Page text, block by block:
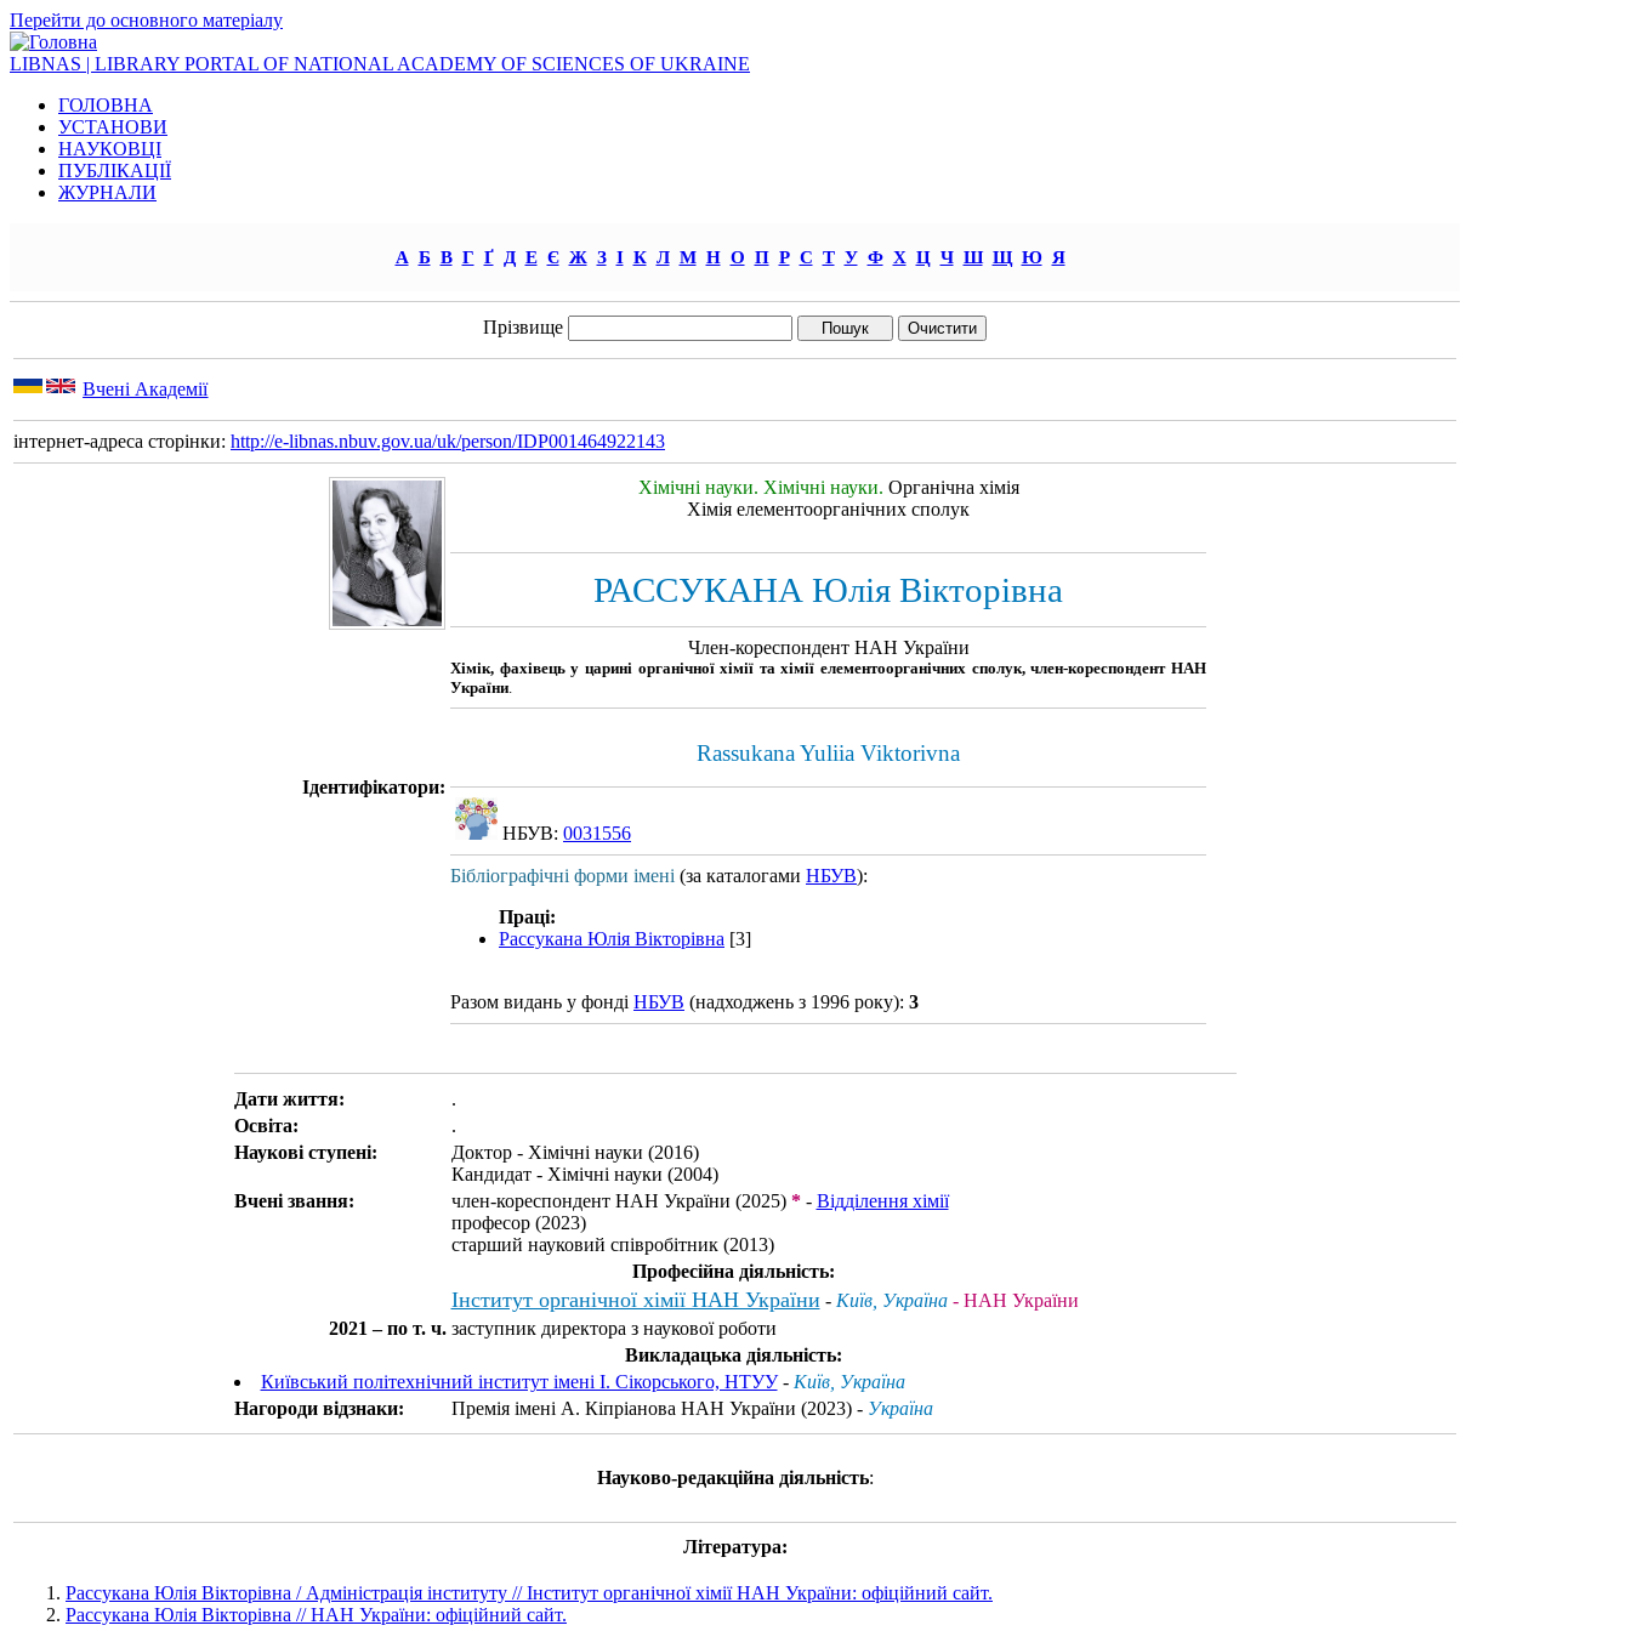
Перейти до основного матеріалу
LIBNAS | LIBRARY PORTAL OF NATIONAL ACADEMY OF SCIENCES OF UKRAINE
ГОЛОВНА
УСТАНОВИ
НАУКОВЦІ
ПУБЛІКАЦІЇ
ЖУРНАЛИ
А Б В Г Ґ Д Е Є Ж З І К Л М Н О П Р С Т У Ф Х Ц Ч Ш Щ Ю Я
Прізвище
Вчені Академії
інтернет-адреса сторінки: http://e-libnas.nbuv.gov.ua/uk/person/IDP001464922143
Хімічні науки. Хімічні науки. Органічна хімія
Хімія елементоорганічних сполук
РАССУКАНА Юлія Вікторівна
Член-кореспондент НАН України
Хімік, фахівець у царині органічної хімії та хімії елементоорганічних сполук, член-кореспондент НАН
України
Rassukana Yuliia Viktorivna
Ідентифікатори:
НБУВ: 0031556
Бібліографічні форми імені (за каталогами НБУВ):
Праці:
Рассукана Юлія Вікторівна [3]
Разом видань у фонді НБУВ (надходжень з 1996 року): 3
Дати життя:
.
Освіта:
.
Наукові ступені:
Доктор - Хімічні науки (2016)
Кандидат - Хімічні науки (2004)
Вчені звання:
член-кореспондент НАН України (2025)*- Відділення хімії
професор (2023)
старший науковий співробітник (2013)
Професійна діяльність:
Інститут органічної хімії НАН України - Київ, Україна- НАН України
2021 – по т. ч. заступник директора з наукової роботи
Викладацька діяльність:
Київський політехнічний інститут імені І. Сікорського, НТУУ- Київ, Україна
Нагороди відзнаки:
Премія імені А. Кіпріанова НАН України (2023) - Україна
Науково-редакційна діяльність:
Література:
Рассукана Юлія Вікторівна / Адміністрація інституту // Інститут органічної хімії НАН України: офіційний сайт.
Рассукана Юлія Вікторівна // НАН України: офіційний сайт.